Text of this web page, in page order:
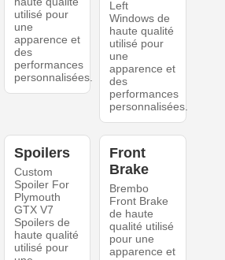
utilisé pour
une
apparence et
des
performances
personnalisées.
Left
Windows de
haute qualité
utilisé pour
une
apparence et
des
performances
personnalisées.
Spoilers
Custom
Spoiler For
Plymouth
GTX V7
Spoilers de
haute qualité
utilisé pour
Front
Brake
Brembo
Front Brake
de haute
qualité utilisé
pour une
apparence et